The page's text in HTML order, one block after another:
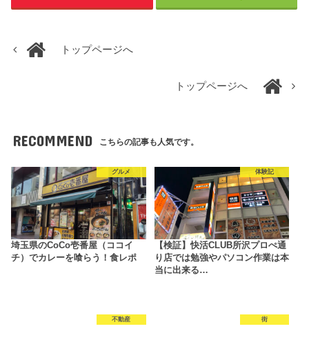
トップページへ
トップページへ
RECOMMEND こちらの記事も人気です。
グルメ
埼玉県のCoCo壱番屋（ココイ
チ）でカレーを喰らう！食レポ
体験記
【検証】快活CLUB所沢プロぺ通
り店では勉強やパソコン作業は本
当に出来る…
不動産 街